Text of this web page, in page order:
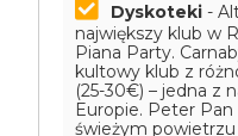
Dyskoteki-
największy klub w
Piana Party.
kultowy klub z
(25-30€) – jedna z
Europie. Peter
świeżym